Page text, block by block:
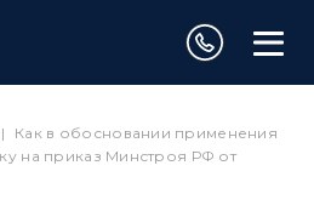
|
Как в обосновании применения
на приказ Минстроя РФ от